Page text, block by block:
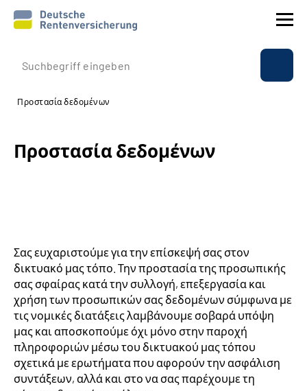
Εταιρικό προφίλ
Ασφάλιση
Suche
Language
Inhalte in Gebärdensprache (DGS)
Leichte Sprache
Προστασία δεδομένων
Προστασία δεδομένων
Σας ευχαριστούμε για την επίσκεψή σας στον
δικτυακό μας τόπο. Την προστασία της προσωπικής
σας σφαίρας κατά την συλλογή, επεξεργασία και
χρήση των προσωπικών σας δεδομένων σύμφωνα με
τις νομικές διατάξεις λαμβάνουμε σοβαρά υπόψη
μας και αποσκοπούμε όχι μόνο στην παροχή
πληροφοριών μέσω του δικτυακού μας τόπου
σχετικά με ερωτήματα που αφορούν την ασφάλιση
συντάξεων, αλλά και στο να σας παρέχουμε τη